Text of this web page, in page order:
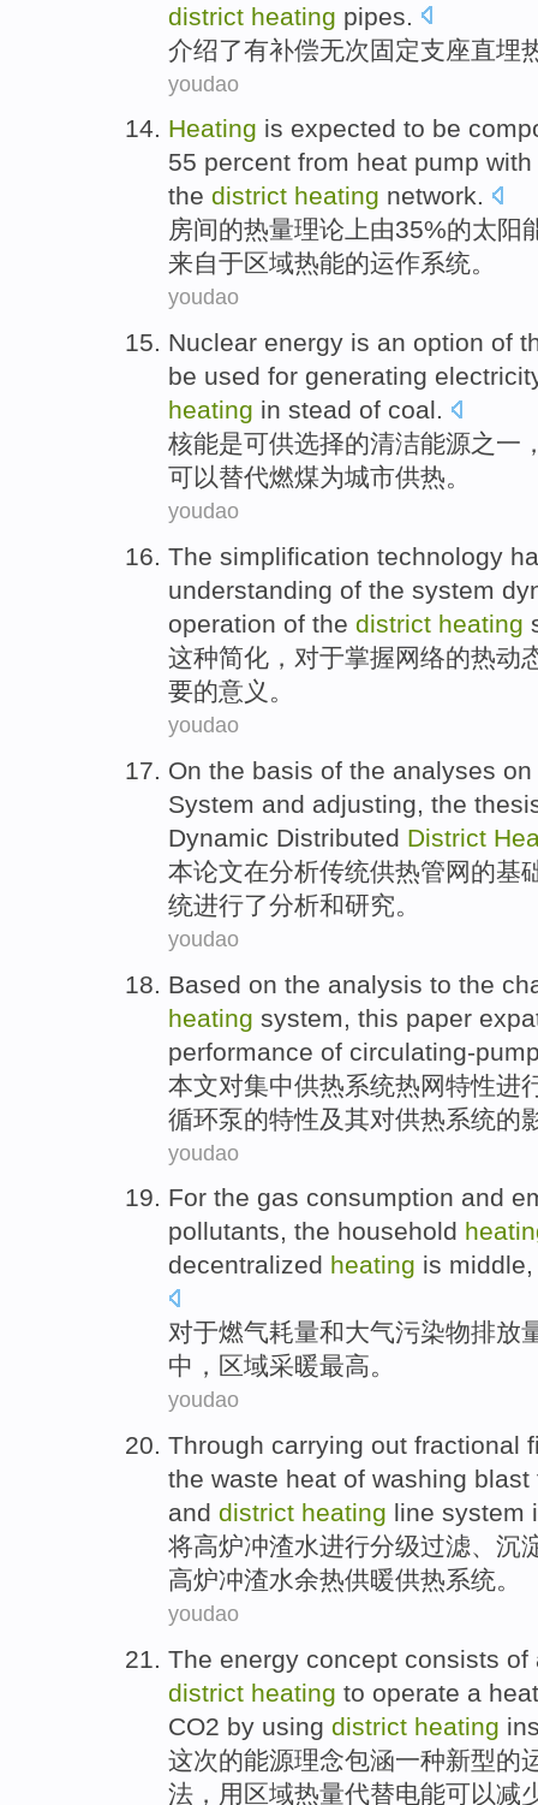
district heating pipes
介绍了有补偿无次 固定支座直埋
youdao
Heating is expected to be
55 percent from heat pump
the district heating network.
房间的热量理论上由35%的太阳
来自于区域热能的运作系统。
youdao
Nuclear energy is an option of
be used for generating
heating in stead of coal.
核能是可供选择的清洁能源之一
可以替代燃煤为城市供热。
youdao
The simplification technology
understanding of the system
operation of the district heating
这种简化， 对于掌握网络的热动
要的意义。
youdao
On the basis of the analyses on
System and adjusting, the
Dynamic Distributed District
本论文在分析传统供热管网的基
统进行了分析和研究。
youdao
Based on the analysis to the
heating system this paper
performance of circulating-
本文对集中供热系统热网特性进
循环泵的特性及其对供热系统的
youdao
For the gas consumption and
pollutants, the household
decentralized heating is middle
对于燃气耗量和大气污染物排放
中 ， 区域采暖最高。
youdao
Through carrying out fractional
the waste heat of washing blast
and district heating line system
将高炉冲渣水进行分级过滤、 沉
高炉冲渣水余热供暖供热系统。
youdao
The energy concept consists of
district heating to operate a heat
CO2 by using district heating
这次的能源理念包涵一种新型的
法， 用 区域热量代替电能可以减